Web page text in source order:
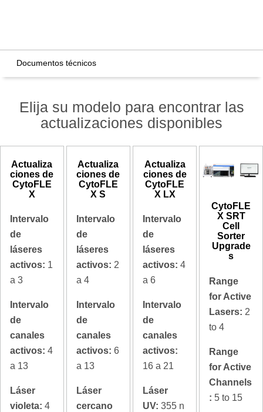
Documentos técnicos
Elija su modelo para encontrar las
actualizaciones disponibles
Actualiza
ciones de
CytoFLE
X
Intervalo
de
láseres
activos: 1
a 3
Intervalo
de
canales
activos: 4
a 13
Láser
violeta: 4
Actualiza
ciones de
CytoFLE
X S
Intervalo
de
láseres
activos: 2
a 4
Intervalo
de
canales
activos: 6
a 13
Láser
cercano
Actualiza
ciones de
CytoFLE
X LX
Intervalo
de
láseres
activos: 4
a 6
Intervalo
de
canales
activos:
16 a 21
Láser
UV:355 n
CytoFLE
X SRT
Cell
Sorter
Upgrade
s
Range
for Active
Lasers: 2
to 4
Range
for Active
Channels
: 5 to 15